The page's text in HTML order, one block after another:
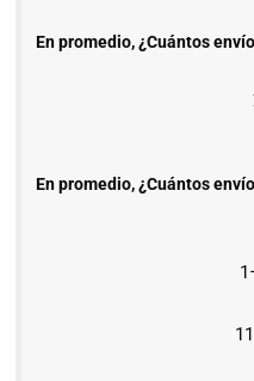
En promedio, ¿Cuántos
En promedio, ¿Cuántos